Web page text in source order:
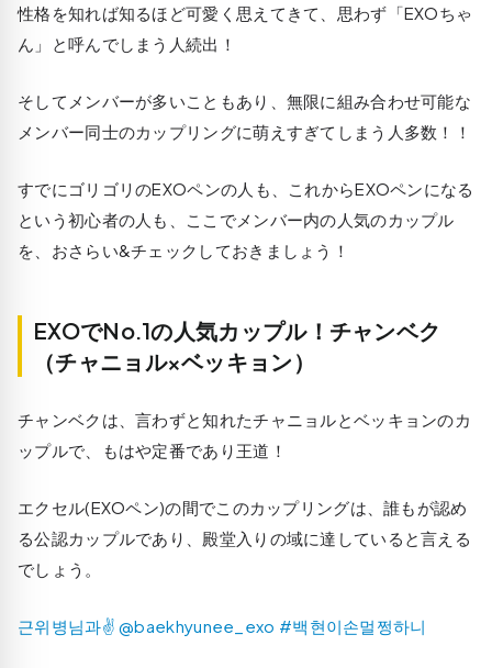
性格を知れば知るほど可愛く思えてきて、思わず「EXOちゃ
ん」と呼んでしまう人続出！
そしてメンバーが多いこともあり、無限に組み合わせ可能な
メンバー同士のカップリングに萌えすぎてしまう人多数！！
すでにゴリゴリのEXOペンの人も、これからEXOペンになる
という初心者の人も、ここでメンバー内の人気のカップル
を、おさらい&チェックしておきましょう！
EXOでNo.1の人気カップル！チャンベク
（チャニョル×ベッキョン）
チャンベクは、言わずと知れたチャニョルとベッキョンのカ
ップルで、もはや定番であり王道！
エクセル(EXOペン)の間でこのカップリングは、誰もが認め
る公認カップルであり、殿堂入りの域に達していると言える
でしょう。
근위병님과✌ @baekhyunee_exo #백현이손멀쩡하니